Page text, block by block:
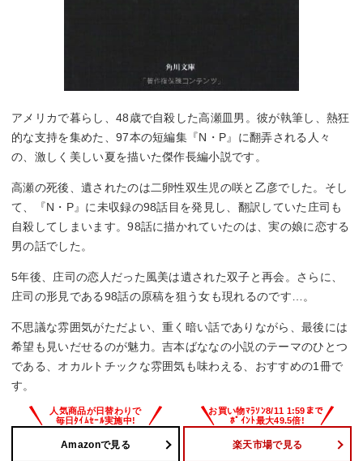
アメリカで暮らし、48歳で自殺した高瀬皿男。彼が執筆し、熱狂
的な支持を集めた、97本の短編集『N・P』に翻弄される人々
の、激しく美しい夏を描いた傑作長編小説です。
高瀬の死後、遺されたのは二卵性双生児の咲と乙彦でした。そし
て、『N・P』に未収録の98話目を発見し、翻訳していた庄司も
自殺してしまいます。98話に描かれていたのは、実の娘に恋する
男の話でした。
5年後、庄司の恋人だった風美は遺された双子と再会。さらに、
庄司の形見である98話の原稿を狙う女も現れるのです…。
不思議な雰囲気がただよい、重く暗い話でありながら、最後には
希望も見いだせるのが魅力。吉本ばななの小説のテーマのひとつ
である、オカルトチックな雰囲気も味わえる、おすすめの1冊で
す。
Amazonで見る 楽天市場で見る